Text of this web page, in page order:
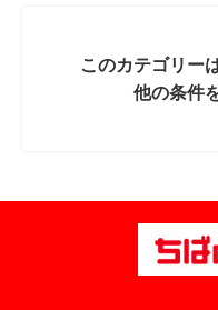
このカテゴリー
他の条件